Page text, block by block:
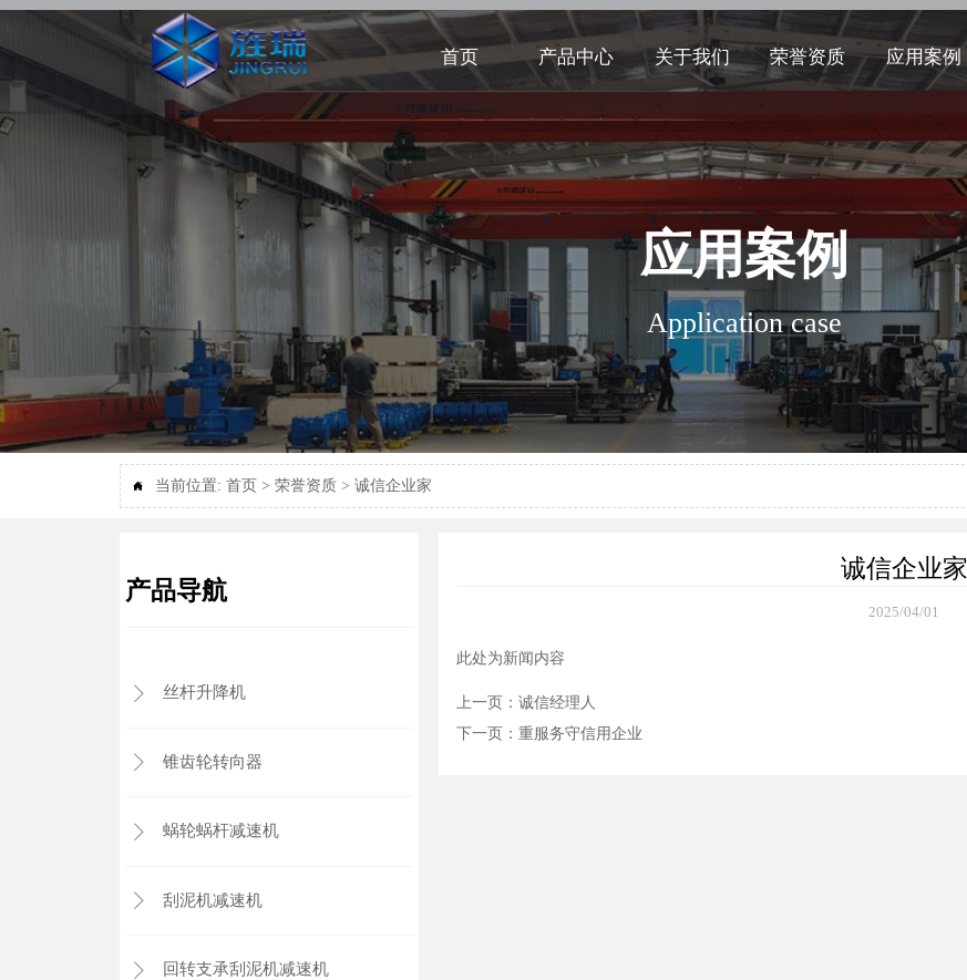
首页 产品中心 关于我们 荣誉资质 应用案例
应用案例
Application case
 当前位置: 首页> 荣誉资质> 诚信企业家
产品导航
 丝杆升降机
 锥齿轮转向器
 蜗轮蜗杆减速机
 刮泥机减速机
 回转支承刮泥机减速机
诚信企业家
2025/04/01
此处为新闻内容
上一页：诚信经理人
下一页：重服务守信用企业